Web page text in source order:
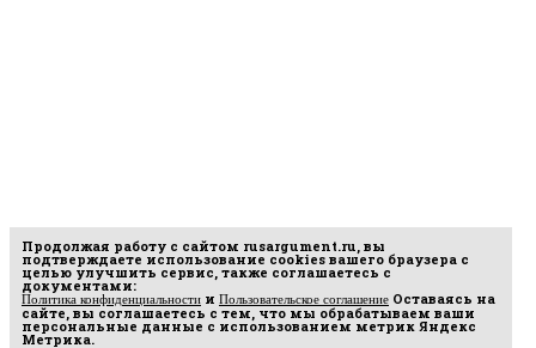
Продолжая работу с сайтом rusargument.ru, вы
подтверждаете использование cookies вашего браузера с
целью улучшить сервис, также соглашаетесь с
документами:
Политика конфиденциальности и Пользовательское соглашение Оставаясь на
сайте, вы соглашаетесь с тем, что мы обрабатываем ваши
персональные данные с использованием метрик Яндекс
Метрика.